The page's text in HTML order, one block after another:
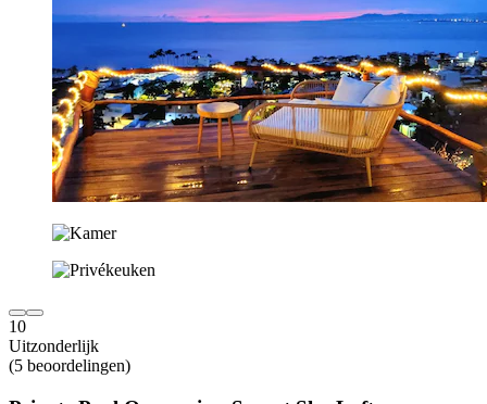
10
Uitzonderlijk
(5 beoordelingen)